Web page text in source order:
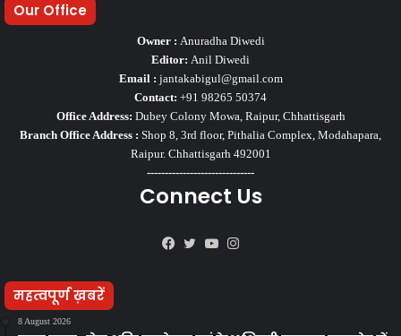
Our Office
Owner : Anuradha Diwedi
Editor: Anil Diwedi
Email : jantakabigul@gmail.com
Contact: +91 98265 50374
Office Address: Dubey Colony Mowa, Raipur, Chhattisgarh
Branch Office Address : Shop 8, 3rd floor, Pithalia Complex, Modahapara,
Raipur. Chhattisgarh 492001
------------------------------
Connect Us
Facebook
TwitterYouTube
महत्वपूर्ण ख़बरें
8 August 2026